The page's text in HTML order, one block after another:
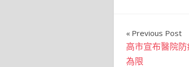
文
章
Previous Post
高市宣布醫院
為限